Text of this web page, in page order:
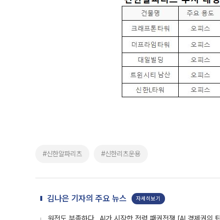
#신한알파리츠 #신한리츠운용
김나은 기자의 주요 뉴스 자세히보기